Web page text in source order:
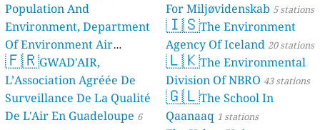
Population And
Environment, Department
Of Environment Air
Quality Monitoring
stations
🇫🇷GWAD'AIR,
L’Association Agréée De
Surveillance De La Qualité
De L'Air En Guadeloupe 6
For Miljøvidenskab 5 stations
🇮🇸The Environment
Agency Of Iceland 20 stations
🇱🇰The Environmental
Division Of NBRO 43 stations
🇬🇱The School In
Qaanaaq 1 stations